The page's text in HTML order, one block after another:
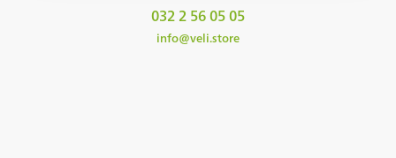
032 2 56 05 05
info@veli.store